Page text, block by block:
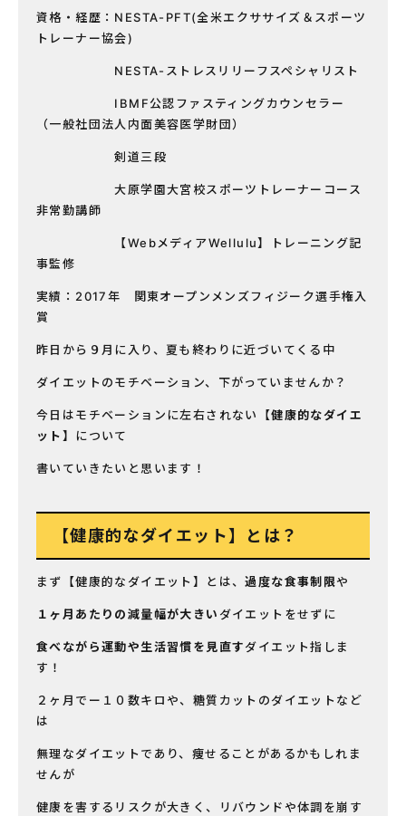
資格・経歴：NESTA-PFT(全米エクササイズ＆スポーツ
トレーナー協会)
NESTA-ストレスリリーフスペシャリスト
IBMF公認ファスティングカウンセラー
（一般社団法人内面美容医学財団）
剣道三段
大原学園大宮校スポーツトレーナーコース
非常勤講師
【WebメディアWellulu】トレーニング記
事監修
実績：2017年 関東オープンメンズフィジーク選手権入
賞
昨日から９月に入り、夏も終わりに近づいてくる中
ダイエットのモチベーション、下がっていませんか？
今日はモチベーションに左右されない【健康的なダイエ
ット】 について
書いていきたいと思います！
【健康的なダイエット】 とは？
まず【健康的なダイエット】とは、過度な食事制限や
１ヶ月あたりの減量幅が大きい ダイエットをせずに
食べながら運動や生活習慣を見直すダイエット指しま
す！
２ヶ月でー１０数キロや、糖質カットのダイエットなど
は
無理なダイエットであり、痩せることがあるかもしれま
せんが
健康を害するリスクが大きく、リバウンドや体調を崩す